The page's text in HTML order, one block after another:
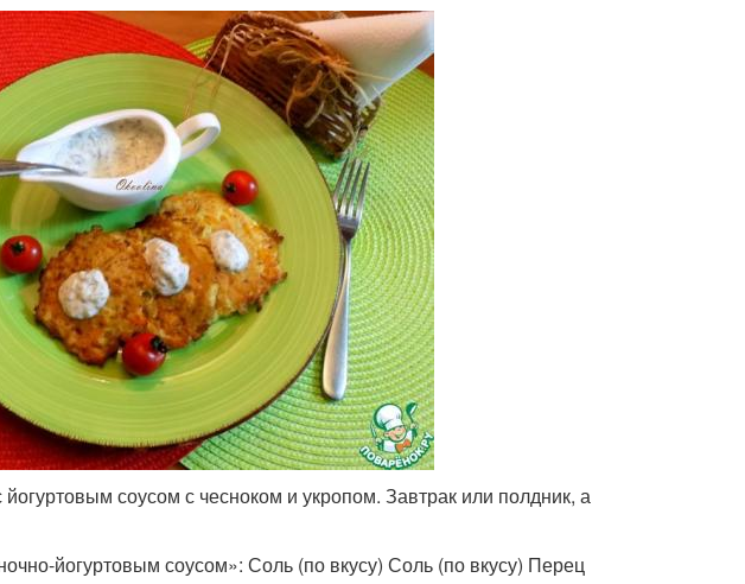
соусом с чесноком и укропом. Завтрак или полдник, а
йогуртовым соусом»: Соль (по вкусу) Соль (по вкусу) Перец